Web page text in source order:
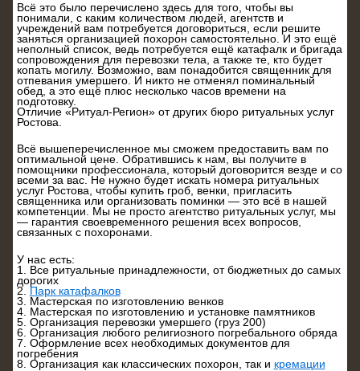
Всё это было перечислено здесь для того, чтобы вы
понимали, с каким количеством людей, агентств и
учреждений вам потребуется договориться, если решите
заняться организацией похорон самостоятельно. И это ещё
неполный список, ведь потребуется ещё катафалк и бригада
сопровождения для перевозки тела, а также те, кто будет
копать могилу. Возможно, вам понадобится священник для
отпевания умершего. И никто не отменял поминальный
обед, а это ещё плюс несколько часов времени на
подготовку.
Отличие «Ритуал-Регион» от других бюро ритуальных услуг
Ростова.
Всё вышеперечисленное мы сможем предоставить вам по
оптимальной цене. Обратившись к нам, вы получите в
помощники профессионала, который договорится везде и со
всеми за вас. Не нужно будет искать номера ритуальных
услуг Ростова, чтобы купить гроб, венки, пригласить
священника или организовать поминки — это всё в нашей
компетенции. Мы не просто агентство ритуальных услуг, мы
— гарантия своевременного решения всех вопросов,
связанных с похоронами.
У нас есть:
1. Все ритуальные принадлежности, от бюджетных до самых
дорогих
2.
Парк катафалков
3. Мастерская по изготовлению венков
4. Мастерская по изготовлению и установке памятников
5. Организация перевозки умершего (груз 200)
6. Организация любого религиозного погребального обряда
7. Оформление всех необходимых документов для
погребения
8. Организация как классических похорон, так и кремации